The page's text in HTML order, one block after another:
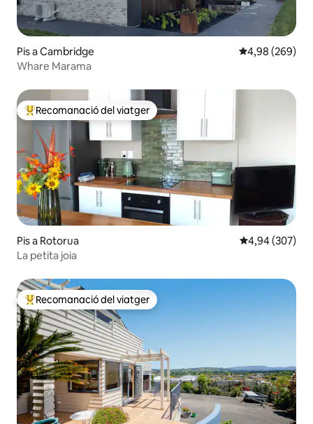
Pis a Cambridge 4,98 de
4,98 (269)
Whare Marama
Principals recomanacions dels viatgers
Recomanació del viatger
Pis a Rotorua 4,94 de
4,94 (307)
La petita joia
Principals recomanacions dels viatgers
Recomanació del viatger